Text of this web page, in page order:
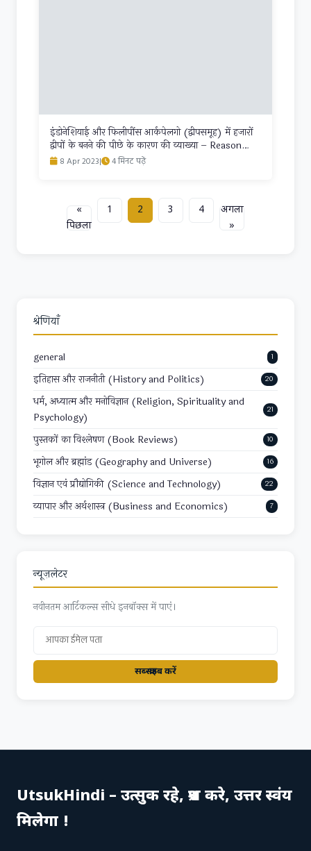
इंडोनेशियाई और फिलीपींस आर्कपेलगो (द्वीपसमूह) में हजारों
द्वीपों के बनने की पीछे के कारण की व्याख्या – Reason
behind the formation of thousands of islands in
8 Apr 2023| 4 मिनट पढ़ें
«
पिछला
1 2 3 4
अगला
»
श्रेणियाँ
general 1
इतिहास और राजनीती (History and Politics) 20
धर्म, अध्यात्म और मनोविज्ञान (Religion, Spirituality and
Psychology)
21
पुस्तकों का विश्लेषण (Book Reviews) 10
भूगोल और ब्रह्मांड (Geography and Universe) 16
विज्ञान एवं प्रौद्योगिकी (Science and Technology) 22
व्यापार और अर्थशास्त्र (Business and Economics) 7
न्यूज़लेटर
नवीनतम आर्टिकल्स सीधे इनबॉक्स में पाएं।
सब्स्क्राइब करें
UtsukHindi – उत्सुक रहे, प्रश्न करे, उत्तर स्वंय
मिलेगा !